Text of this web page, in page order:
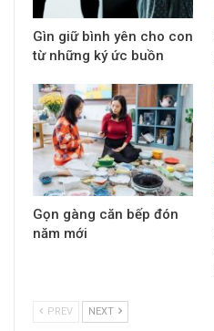
Gìn giữ bình yên cho con
từ những ký ức buồn
Gọn gàng căn bếp đón
năm mới
PREV NEXT